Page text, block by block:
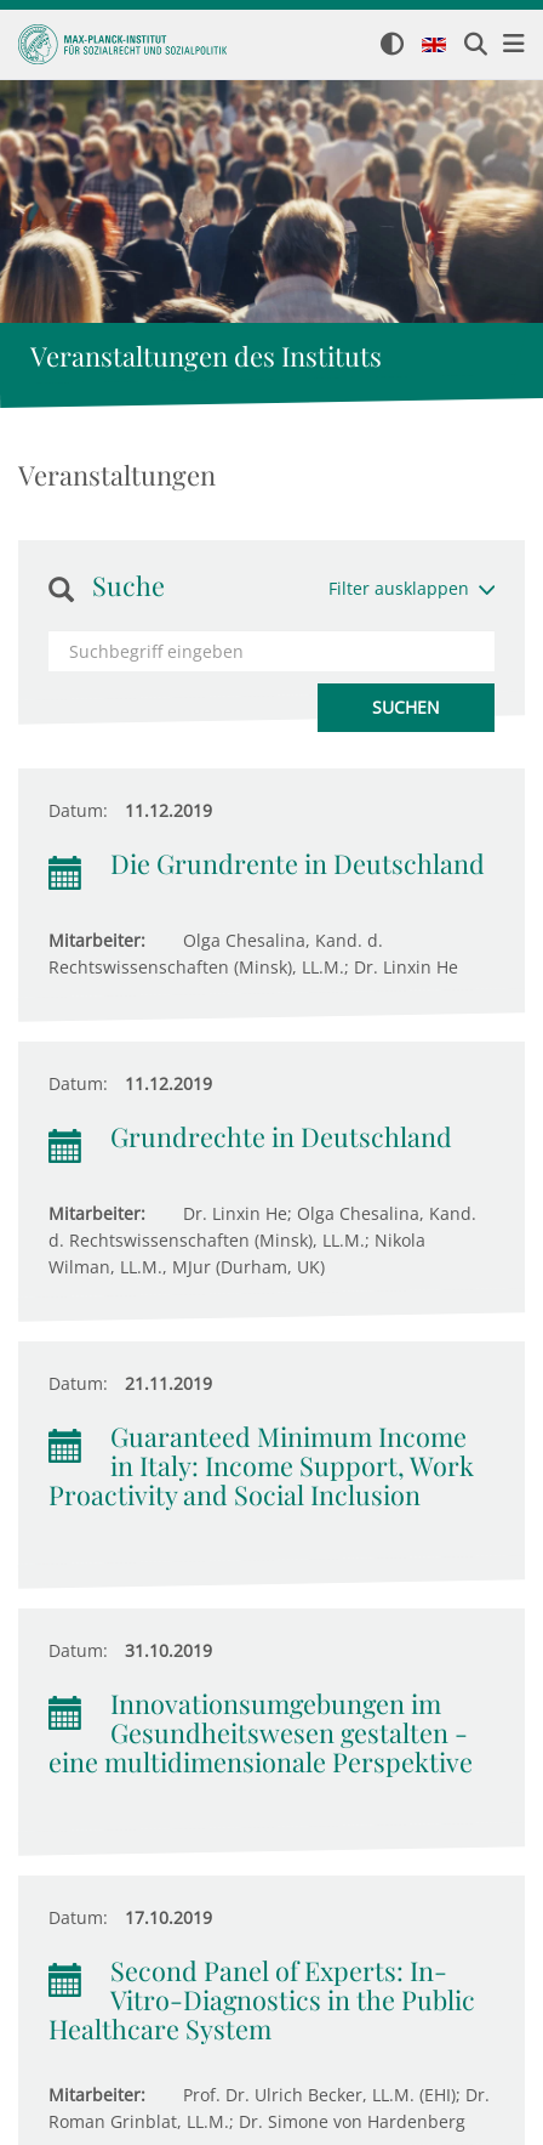
Veranstaltungen des Instituts
Veranstaltungen
Suche Filter ausklappen
Datum: 11.12.2019
Die Grundrente in Deutschland
Mitarbeiter:
Olga Chesalina, Kand. d.
Rechtswissenschaften (Minsk), LL.M.; Dr. Linxin He
Datum: 11.12.2019
Grundrechte in Deutschland
Mitarbeiter:
Dr. Linxin He; Olga Chesalina, Kand.
d. Rechtswissenschaften (Minsk), LL.M.; Nikola
Wilman, LL.M., MJur (Durham, UK)
Datum: 21.11.2019
Guaranteed Minimum Income
in Italy: Income Support, Work
Proactivity and Social Inclusion
Datum: 31.10.2019
Innovationsumgebungen im
Gesundheitswesen gestalten -
eine multidimensionale Perspektive
Datum: 17.10.2019
Second Panel of Experts: In-
Vitro-Diagnostics in the Public
Healthcare System
Mitarbeiter:
Prof. Dr. Ulrich Becker, LL.M. (EHI); Dr.
Roman Grinblat, LL.M.; Dr. Simone von Hardenberg